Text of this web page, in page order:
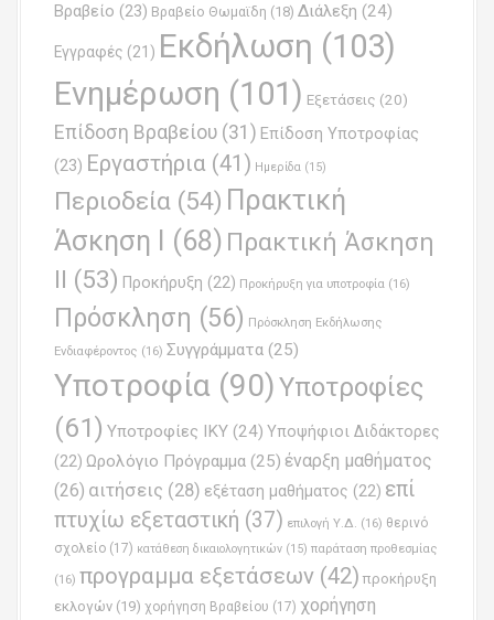
Βραβείο (23) Βραβείο Θωμαϊδη (18) Διάλεξη (24)
Εγγραφές (21) Εκδήλωση (103)
Ενημέρωση (101) Εξετάσεις (20)
Επίδοση Βραβείου (31) Επίδοση Υποτροφίας
(23) Εργαστήρια (41) Ημερίδα (15)
Περιοδεία (54) Πρακτική
Άσκηση Ι
(68) Πρακτική Άσκηση
ΙΙ (53) Προκήρυξη (22) Προκήρυξη για υποτροφία (16)
Πρόσκληση (56) Πρόσκληση Εκδήλωσης
Ενδιαφέροντος (16) Συγγράμματα (25)
Υποτροφία (90)Υποτροφίες
(61) Υποτροφίες ΙΚΥ (24) Υποψήφιοι Διδάκτορες
(22) Ωρολόγιο Πρόγραμμα (25) έναρξη μαθήματος
(26) αιτήσεις (28) εξέταση μαθήματος (22) επί
πτυχίω εξεταστική (37) επιλογή Υ.Δ. (16) θερινό
σχολείο (17) κατάθεση δικαιολογητικών (15) παράταση προθεσμίας
(16) προγραμμα εξετάσεων (42) προκήρυξη
εκλογών (19) χορήγηση Βραβείου (17) χορήγηση